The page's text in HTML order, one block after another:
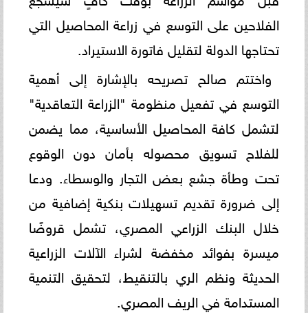
الفلاحين على التوسع في زراعة المحاصيل التي
تحتاجها الدولة لتقليل فاتورة الاستيراد.
واختتم صالح تصريحه بالإشارة إلى أهمية
التوسع في تفعيل منظومة "الزراعة التعاقدية"
لتشمل كافة المحاصيل الأساسية، مما يضمن
للفلاح تسويق محصوله بأمان دون الوقوع
تحت وطأة جشع بعض التجار والوسطاء. ودعا
إلى ضرورة تقديم تسهيلات بنكية إضافية من
خلال البنك الزراعي المصري، تشمل قروضًا
ميسرة بفوائد مخفضة لشراء الآلات الزراعية
الحديثة ونظم الري بالتنقيط، لتحقيق التنمية
المستدامة في الريف المصري.